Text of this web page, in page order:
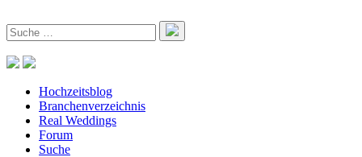
Hochzeitsblog
Branchenverzeichnis
Real Weddings
Forum
Suche